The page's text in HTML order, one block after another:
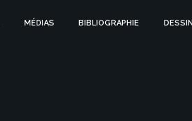
MÉDIAS BIBLIOGRAPHIE